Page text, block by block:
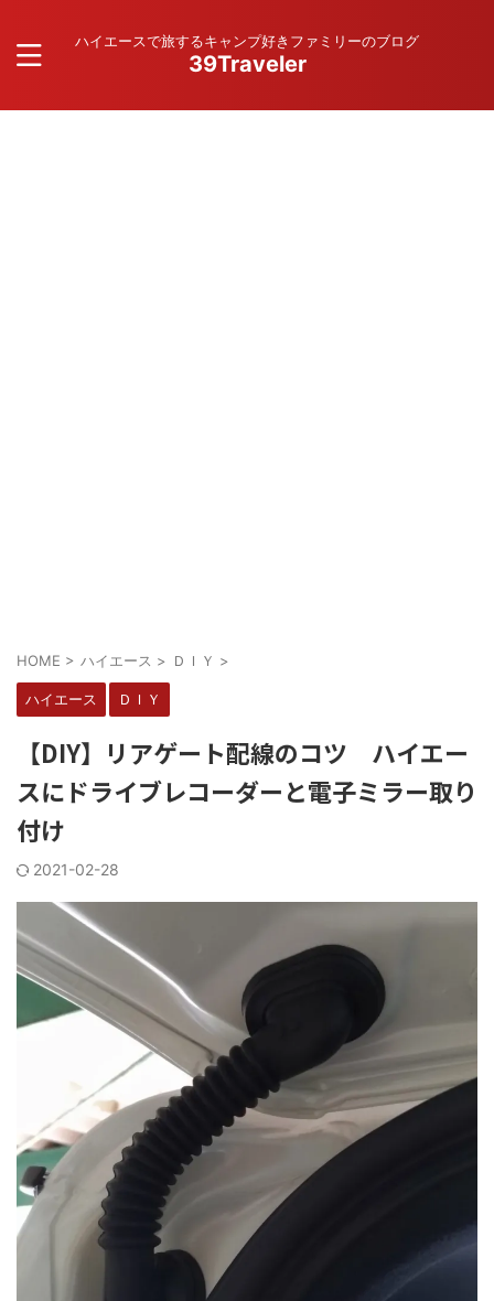
ハイエースで旅するキャンプ好きファミリーのブログ
39Traveler
HOME > ハイエース > ＤＩＹ >
ハイエース ＤＩＹ
【DIY】リアゲート配線のコツ ハイエー
スにドライブレコーダーと電子ミラー取り
付け
2021-02-28